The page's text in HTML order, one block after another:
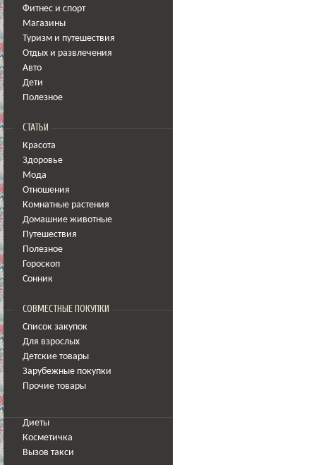
Фитнес и спорт
Магазины
Туризм и путешествия
Отдых и развлечения
Авто
Дети
Полезное
СТАТЬИ
Красота
Здоровье
Мода
Отношения
Комнатные растения
Домашние животные
Путешествия
Полезное
Гороскоп
Сонник
СОВМЕСТНЫЕ ПОКУПКИ
Список закупок
Для взрослых
Детские товары
Зарубежные покупки
Прочие товары
Диеты
Косметичка
Вызов такси